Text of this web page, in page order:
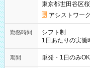
東京都世田谷区
アシストワー
勤務時間
シフト制
1日あたりの実働
勤務 勤務：月・水・金
可能です！ ※1日あたりの最大実働時間は日勤、夜勤共に勤務し
期間 単発・1日のみOK